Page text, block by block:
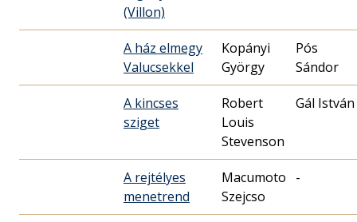
(Villon)
A ház elmegy
Valucsekkel
Kopányi
György
Pós
Sándor
A kincses
sziget
Robert
Louis
Stevenson
Gál István
A rejtélyes
menetrend
Macumoto
Szejcso
-